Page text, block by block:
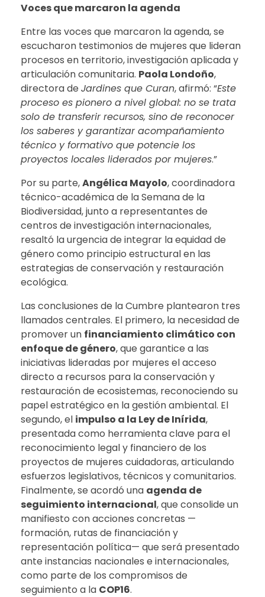
Voces que marcaron la agenda
Entre las voces que marcaron la agenda, se
escucharon testimonios de mujeres que lideran
procesos en territorio, investigación aplicada y
articulación comunitaria. Paola Londoño,
directora de Jardines que Curan, afirmó: “Este
proceso es pionero a nivel global: no se trata
solo de transferir recursos, sino de reconocer
los saberes y garantizar acompañamiento
técnico y formativo que potencie los
proyectos locales liderados por mujeres.”
Por su parte,Angélica Mayolo, coordinadora
técnico-académica de la Semana de la
Biodiversidad, junto a representantes de
centros de investigación internacionales,
resaltó la urgencia de integrar la equidad de
género como principio estructural en las
estrategias de conservación y restauración
ecológica.
Las conclusiones de la Cumbre plantearon tres
llamados centrales. El primero, la necesidad de
promover un financiamiento climático con
enfoque de género, que garantice a las
iniciativas lideradas por mujeres el acceso
directo a recursos para la conservación y
restauración de ecosistemas, reconociendo su
papel estratégico en la gestión ambiental. El
segundo, el impulso a la Ley de Inírida,
presentada como herramienta clave para el
reconocimiento legal y financiero de los
proyectos de mujeres cuidadoras, articulando
esfuerzos legislativos, técnicos y comunitarios.
Finalmente, se acordó una agenda de
seguimiento internacional, que consolide un
manifiesto con acciones concretas —
formación, rutas de financiación y
representación política— que será presentado
ante instancias nacionales e internacionales,
como parte de los compromisos de
seguimiento a la COP16.